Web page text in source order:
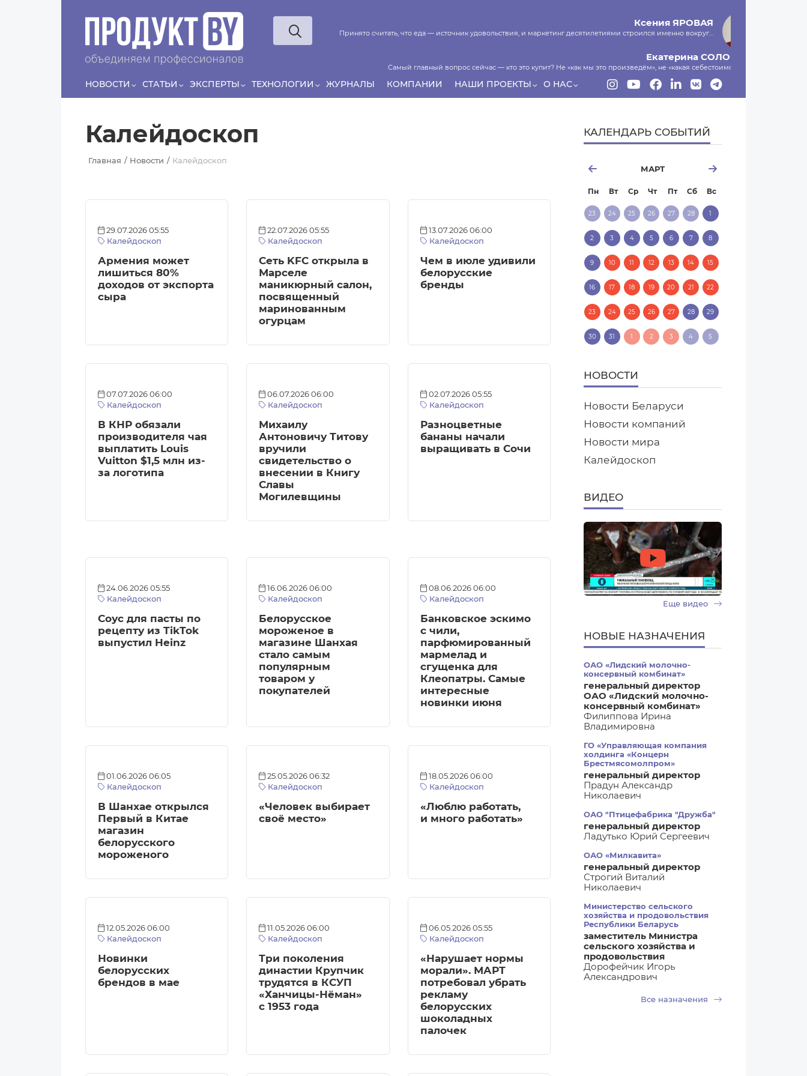
Ксения ЯРОВАЯ
Принято считать, что еда — источник удовольствия, и маркетинг десятилетиями строился именно вокруг…
Екатерина СОЛОНКО
Самый главный вопрос сейчас — кто это купит? Не «как мы это произведём», не «какая себестоимость»,…
СергейЛЯШКО
МНЕНИЕ
НОВОСТИ СТАТЬИ ЭКСПЕРТЫ ТЕХНОЛОГИИ ЖУРНАЛЫ КОМПАНИИ НАШИ ПРОЕКТЫ О НАС
Калейдоскоп
Главная Новости Калейдоскоп
29.07.2026 05:55
Калейдоскоп
Армения может
лишиться 80%
доходов от экспорта
сыра
22.07.2026 05:55
Калейдоскоп
Сеть KFC открыла в
Марселе
маникюрный салон,
посвященный
маринованным
огурцам
13.07.2026 06:00
Калейдоскоп
Чем в июле удивили
белорусские
бренды
07.07.2026 06:00
Калейдоскоп
В КНР обязали
производителя чая
выплатить Louis
Vuitton $1,5 млн из-
за логотипа
06.07.2026 06:00
Калейдоскоп
Михаилу
Антоновичу Титову
вручили
свидетельство о
внесении в Книгу
Славы
Могилевщины
02.07.2026 05:55
Калейдоскоп
Разноцветные
бананы начали
выращивать в Сочи
24.06.2026 05:55
Калейдоскоп
Соус для пасты по
рецепту из TikTok
выпустил Heinz
16.06.2026 06:00
Калейдоскоп
Белорусское
мороженое в
магазине Шанхая
стало самым
популярным
товаром у
покупателей
08.06.2026 06:00
Калейдоскоп
Банковское эскимо
с чили,
парфюмированный
мармелад и
сгущенка для
Клеопатры. Самые
интересные
новинки июня
01.06.2026 06:05
Калейдоскоп
В Шанхае открылся
Первый в Китае
магазин
белорусского
мороженого
25.05.2026 06:32
Калейдоскоп
«Человек выбирает
своё место»
18.05.2026 06:00
Калейдоскоп
«Люблю работать,
и много работать»
12.05.2026 06:00
Калейдоскоп
Новинки
белорусских
брендов в мае
11.05.2026 06:00
Калейдоскоп
Три поколения
династии Крупчик
трудятся в КСУП
«Ханчицы-Нёман»
с 1953 года
06.05.2026 05:55
Калейдоскоп
«Нарушает нормы
морали». МАРТ
потребовал убрать
рекламу
белорусских
шоколадных
палочек
КАЛЕНДАРЬ СОБЫТИЙ
МАРТ
Пн Вт Ср Чт Пт Сб Вс
23 24 25 26 27 28 1
2 3 4 5 6 7 8
9 10 11 12 13 14 15
16 17 18 19 20 21 22
23 24 25 26 27 28 29
30 31 1 2 3 4 5
НОВОСТИ
Новости Беларуси
Новости компаний
Новости мира
Калейдоскоп
ВИДЕО
Еще видео
НОВЫЕ НАЗНАЧЕНИЯ
ОАО «Лидский молочно-
консервный комбинат»
генеральный директор
ОАО «Лидский молочно-
консервный комбинат»
Филиппова Ирина
Владимировна
ГО «Управляющая компания
холдинга «Концерн
Брестмясомолпром»
генеральный директор
Прадун Александр
Николаевич
ОАО "Птицефабрика "Дружба"
генеральный директор
Ладутько Юрий Сергеевич
ОАО «Милкавита»
генеральный директор
Строгий Виталий
Николаевич
Министерство сельского
хозяйства и продовольствия
Республики Беларусь
заместитель Министра
сельского хозяйства и
продовольствия
Дорофейчик Игорь
Александрович
Все назначения